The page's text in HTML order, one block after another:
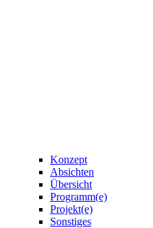
Konzept
Absichten
Übersicht
Programm(e)
Projekt(e)
Sonstiges